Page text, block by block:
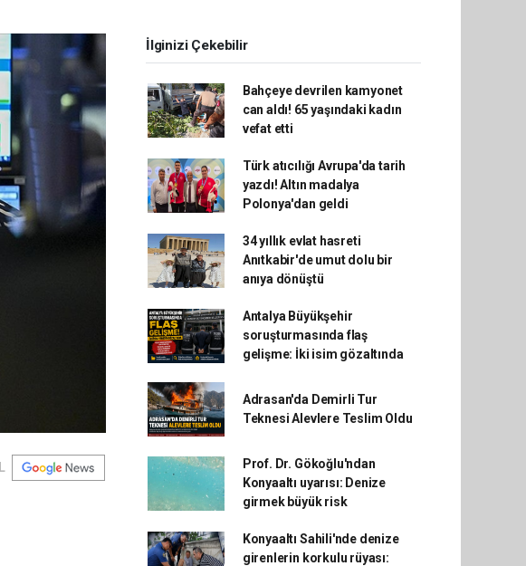
İlginizi Çekebilir
Bahçeye devrilen kamyonet
can aldı! 65 yaşındaki kadın
vefat etti
Türk atıcılığı Avrupa'da tarih
yazdı! Altın madalya
Polonya'dan geldi
34 yıllık evlat hasreti
Anıtkabir'de umut dolu bir
anıya dönüştü
Antalya Büyükşehir
soruşturmasında flaş
gelişme: İki isim gözaltında
Adrasan'da Demirli Tur
Teknesi Alevlere Teslim Oldu
Prof. Dr. Gökoğlu'ndan
Konyaaltı uyarısı: Denize
girmek büyük risk
Konyaaltı Sahili'nde denize
girenlerin korkulu rüyası: